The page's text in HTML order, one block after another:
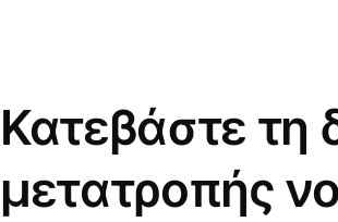
Κατεβάστε
μετατροπής